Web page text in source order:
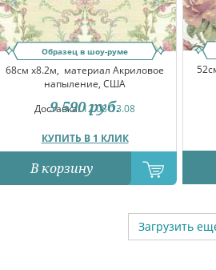
Образец в шоу-руме
68см x8.2м, материал Акриловое
напыление, США
Доставка:12.08-13.08
КУПИТЬ В 1 КЛИК
9 590 руб.
В корзину
Загрузить